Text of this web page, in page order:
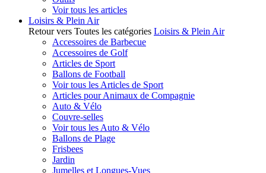
Voir tous les articles
Loisirs & Plein Air
Retour vers Toutes les catégories Loisirs & Plein Air
Accessoires de Barbecue
Accessoires de Golf
Articles de Sport
Ballons de Football
Voir tous les Articles de Sport
Articles pour Animaux de Compagnie
Auto & Vélo
Couvre-selles
Voir tous les Auto & Vélo
Ballons de Plage
Frisbees
Jardin
Jumelles et Longues-Vues